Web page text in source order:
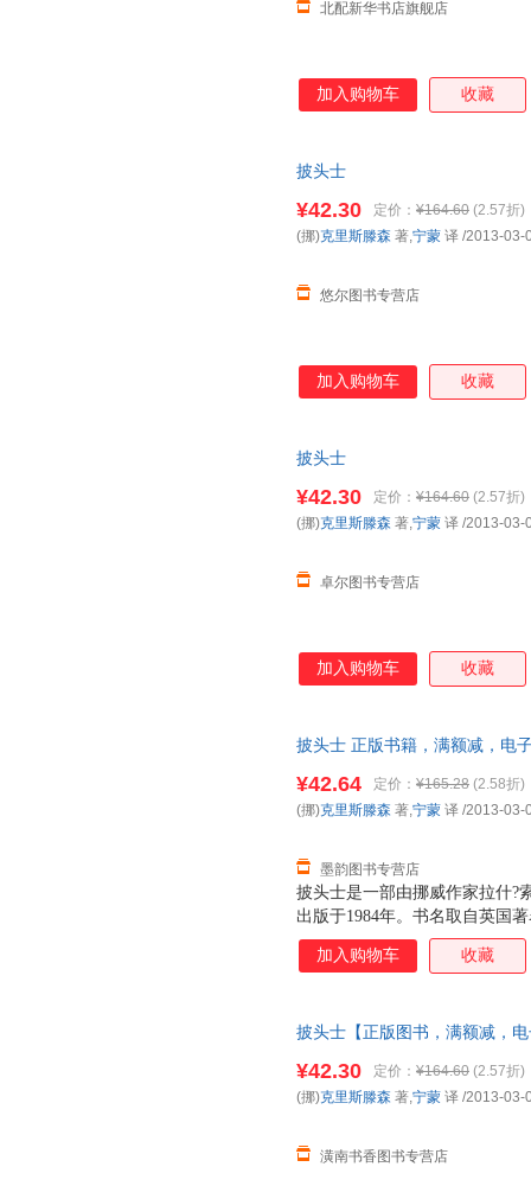
北配新华书店旗舰店
加入购物车 收藏
披头士
¥42.30 定价： ¥164.60 (2.57折)
悠尔图书专营店
(挪)克里斯滕森 著,宁蒙 译 /2013-03-
加入购物车 收藏
披头士
¥42.30 定价： ¥164.60 (2.57折)
卓尔图书专营店
(挪)克里斯滕森 著,宁蒙 译 /2013-03-
加入购物车 收藏
披头士 正版书籍，满额减，电
披头士是一部由挪威作家拉什?
出版于1984年。书名取自英国
以乐队曲目命名。小说讲述四
事，生动描绘了他们的青春时
部续作，1990年出版的铅（Bly
们的缅怀，这是北欧理事会文学
1965年～1972年，战后重生的
¥42.64 定价： ¥165.28 (2.58折)
墨韵图书专营店
(挪)克里斯滕森 著,宁蒙 译 /2013-03-
加入购物车 收藏
披头士【正版图书，满额减，
¥42.30 定价： ¥164.60 (2.57折)
潢南书香图书专营店
(挪)克里斯滕森 著,宁蒙 译 /2013-03-